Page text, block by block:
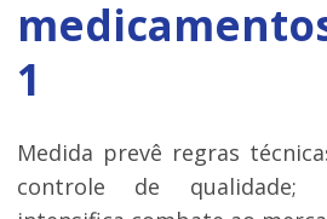
1
Medida prevê regras
controle de qualidade;